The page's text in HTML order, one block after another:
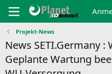
Projekt-News
News SETI.Germany
Geplante Wartung